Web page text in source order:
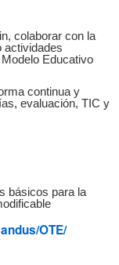
colaborar con la
actividades
Educativo
continua y
evaluación, TIC y
básicos para la
OTE/